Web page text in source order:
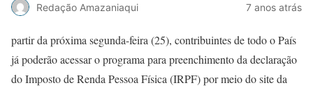
Redação Amazaniaqui 7 anos atrás
partir da próxima segunda-feira (25), contribuintes de todo o País
já poderão acessar o programa para preenchimento da declaração
do Imposto de Renda Pessoa Física (IRPF) por meio do site da